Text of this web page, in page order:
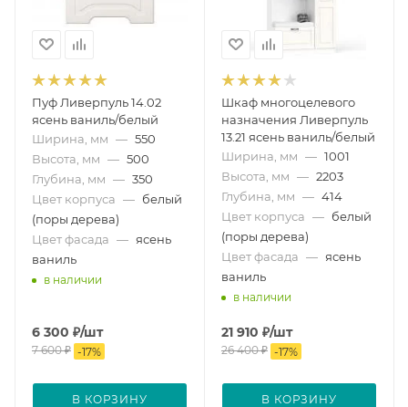
Пуф Ливерпуль 14.02
ясень ваниль/белый
Ширина, мм — 550
Высота, мм — 500
Глубина, мм — 350
Цвет корпуса — белый
(поры дерева)
Цвет фасада — ясень
ваниль
в наличии
6 300 ₽/шт
7 600₽ -17%
В КОРЗИНУ
Шкаф многоцелевого
назначения Ливерпуль
13.21 ясень ваниль/белый
Ширина, мм — 1001
Высота, мм — 2203
Глубина, мм — 414
Цвет корпуса — белый
(поры дерева)
Цвет фасада — ясень
ваниль
в наличии
21 910 ₽/шт
26 400₽ -17%
В КОРЗИНУ